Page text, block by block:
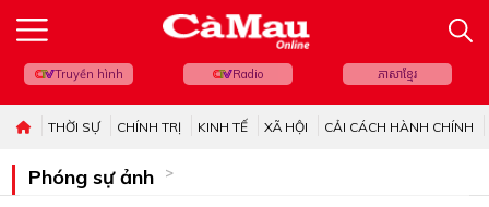
Truyền hình Radio ភាសាខ្មែរ
THỜI SỰ CHÍNH TRỊ KINH TẾ XÃ HỘI CẢI CÁCH HÀNH CHÍNH
Phóng sự ảnh